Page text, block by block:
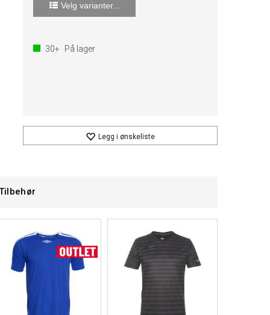
Velg varianter...
30+ På lager
Legg i ønskeliste